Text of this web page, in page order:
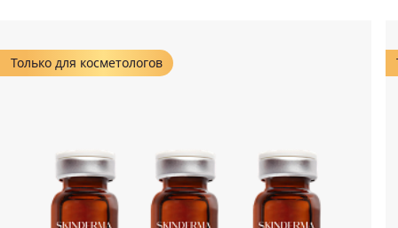
Только для косметологов